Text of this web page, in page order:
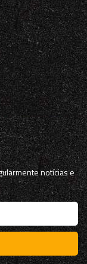
notícias e